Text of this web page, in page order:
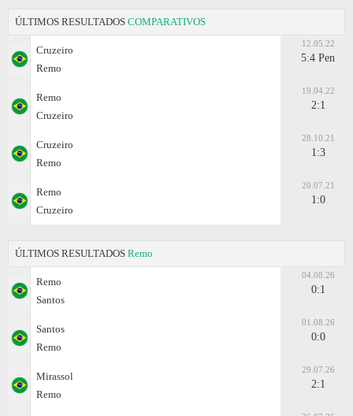
ÚLTIMOS RESULTADOS COMPARATIVOS
Cruzeiro
Remo
12.05.22
5:4 Pen
Remo
Cruzeiro
19.04.22
2:1
Cruzeiro
Remo
28.10.21
1:3
Remo
Cruzeiro
20.07.21
1:0
ÚLTIMOS RESULTADOS Remo
Remo
Santos
04.08.26
0:1
Santos
Remo
01.08.26
0:0
Mirassol
Remo
29.07.26
2:1